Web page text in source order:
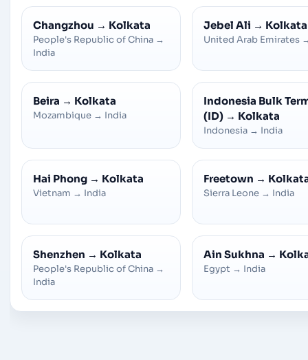
Changzhou → Kolkata
People's Republic of China →
India
Jebel Ali → Kolkata
United Arab Emirates
Beira → Kolkata
Mozambique → India
Indonesia Bulk
(ID) → Kolkata
Indonesia → India
Hai Phong → Kolkata
Vietnam → India
Freetown →
Sierra Leone → India
Shenzhen → Kolkata
People's Republic of China →
India
Ain Sukhna →
Egypt → India